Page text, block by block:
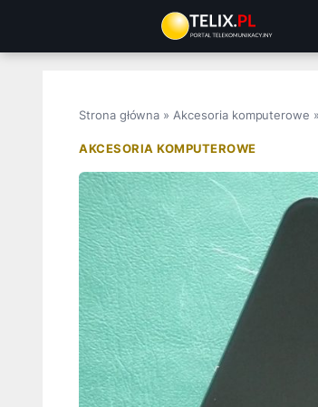
treści
Strona główna » Akcesoria komputerowe »
AKCESORIA KOMPUTEROWE